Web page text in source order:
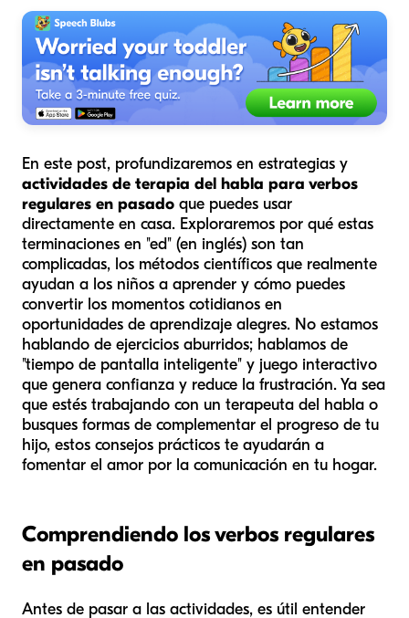
En este post, profundizaremos en estrategias y
actividades de terapia del habla para verbos
regulares en pasado que puedes usar
directamente en casa. Exploraremos por qué estas
terminaciones en "ed" (en inglés) son tan
complicadas, los métodos científicos que realmente
ayudan a los niños a aprender y cómo puedes
convertir los momentos cotidianos en
oportunidades de aprendizaje alegres. No estamos
hablando de ejercicios aburridos; hablamos de
"tiempo de pantalla inteligente" y juego interactivo
que genera confianza y reduce la frustración. Ya sea
que estés trabajando con un terapeuta del habla o
busques formas de complementar el progreso de tu
hijo, estos consejos prácticos te ayudarán a
fomentar el amor por la comunicación en tu hogar.
Comprendiendo los verbos regulares
en pasado
Antes de pasar a las actividades, es útil entender